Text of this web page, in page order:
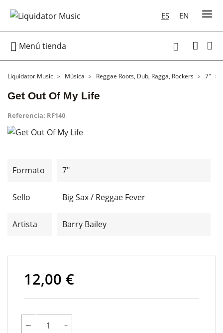
ES EN
 Menú tienda 
Liquidator Music Música Reggae Roots, Dub, Ragga, Rockers 7"
Get Out Of My Life
Referencia: RF140
Formato 7"
Sello Big Sax / Reggae Fever
Artista Barry Bailey
12,00 €